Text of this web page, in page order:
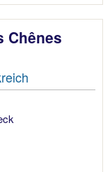
Chênes